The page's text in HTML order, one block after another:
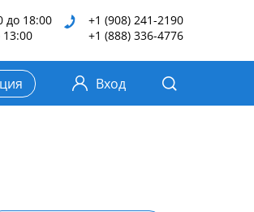
до 18:00
13:00
+1 (908) 241-2190
+1 (888) 336-4776
Вход